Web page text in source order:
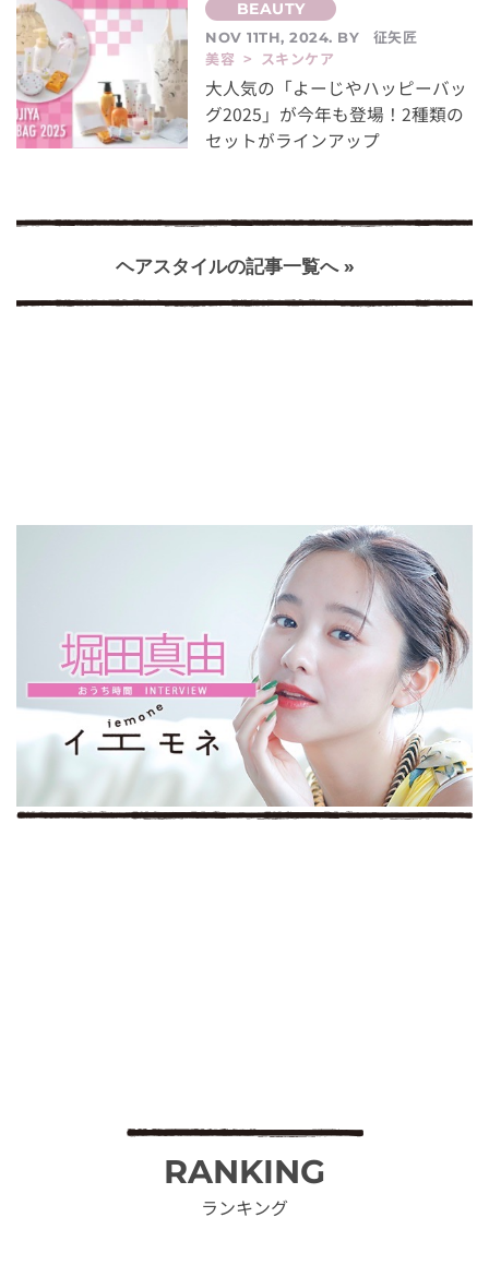
NOV 11TH, 2024. BY
征矢匠
美容 > スキンケア
大人気の「よーじやハッピーバッ
グ2025」が今年も登場！2種類の
セットがラインアップ
ヘアスタイルの記事一覧へ »
RANKING
ランキング